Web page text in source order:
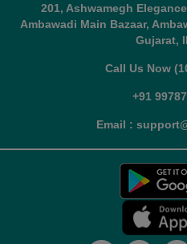
201, Ashwamegh
Ambawadi Main Bazaar,
Gujarat,
Call Us Now
+91
Email :